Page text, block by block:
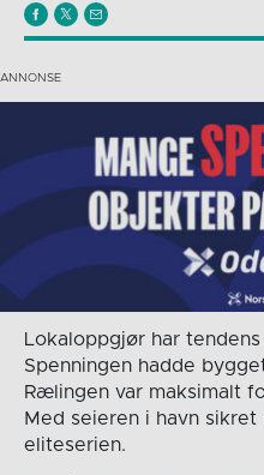
Lokaloppgjør har
Spenningen hadde
Rælingen var maksimalt
Med seieren i havn sikret
eliteserien.